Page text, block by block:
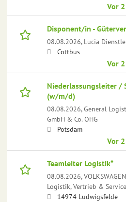
Vor
Disponent/in -
08.08.2026, Lucia
Cottbus
Vor
Niederlassungsleiter /
(w/m/d)
08.08.2026,General
GmbH & Co. OHG
Potsdam
Vor
Teamleiter Logistik*
08.08.2026,
Logistik, Vertrieb &
14974 Ludwigsfelde